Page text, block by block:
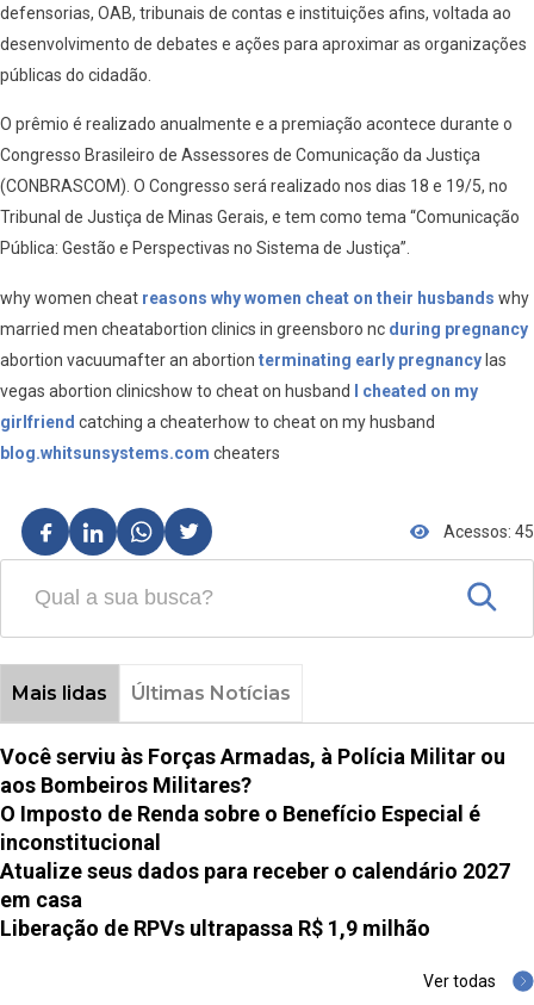
defensorias, OAB, tribunais de contas e instituições afins, voltada ao
desenvolvimento de debates e ações para aproximar as organizações
públicas do cidadão.
O prêmio é realizado anualmente e a premiação acontece durante o
Congresso Brasileiro de Assessores de Comunicação da Justiça
(CONBRASCOM). O Congresso será realizado nos dias 18 e 19/5, no
Tribunal de Justiça de Minas Gerais, e tem como tema “Comunicação
Pública: Gestão e Perspectivas no Sistema de Justiça”.
why women cheat reasons why women cheat on their husbands why
married men cheatabortion clinics in greensboro nc during pregnancy
abortion vacuumafter an abortion terminating early pregnancy las
vegas abortion clinicshow to cheat on husband
I cheated on my
girlfriend catching a cheaterhow to cheat on my husband
blog.whitsunsystems.com cheaters
Acessos: 45
Mais lidas Últimas Notícias
Você serviu às Forças Armadas, à Polícia Militar ou
aos Bombeiros Militares?
O Imposto de Renda sobre o Benefício Especial é
inconstitucional
Atualize seus dados para receber o calendário 2027
em casa
Liberação de RPVs ultrapassa R$ 1,9 milhão
Ver todas